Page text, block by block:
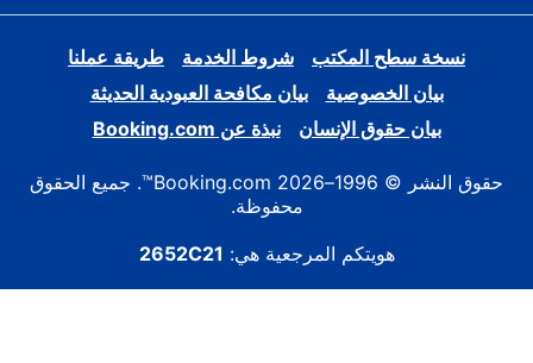
نسخة سطح المكتب شروط الخدمة
طريقة عملنا
بيان الخصوصية
بيان مكافحة العبودية الحديثة
بيان حقوق الإنسان
نبذة عن Booking.com
حقوق النشر © 1996–2026 Booking.com™. جميع الحقوق
محفوظة.
هويتكم المرجعية هي: 2652C21